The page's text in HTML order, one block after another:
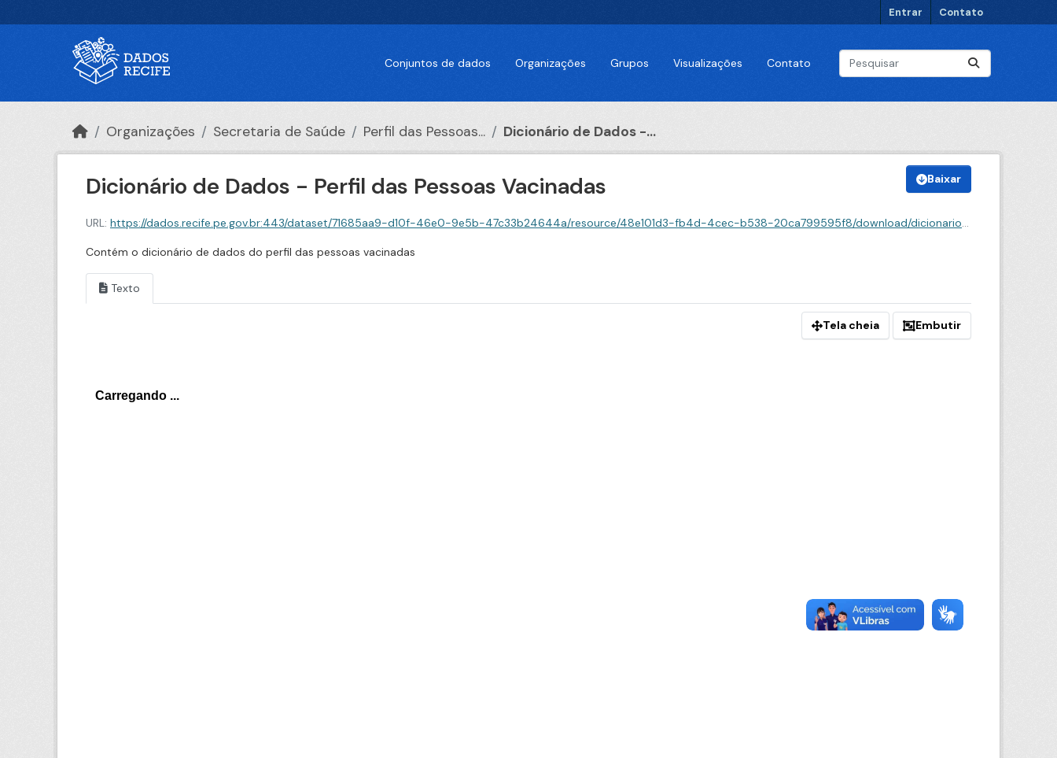
Entrar Contato
Conjuntos de dados Organizações Grupos Visualizações Contato
Organizações Secretaria de Saúde Perfil das Pessoas... Dicionário de Dados -...
Baixar
Dicionário de Dados - Perfil das Pessoas Vacinadas
URL: https://dados.recife.pe.gov.br:443/dataset/71685aa9-d10f-46e0-9e5b-47c33b24644a/resource/48e101d3-fb4d-4cec-b538-20ca799595f8/download/dicionario-de-dados-perfil-das-pessoas-vacinadas.json
Contém o dicionário de dados do perfil das pessoas vacinadas
Texto
Tela cheia Embutir